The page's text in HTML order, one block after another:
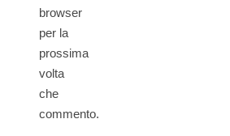
browser
per la
prossima
volta
che
commento.